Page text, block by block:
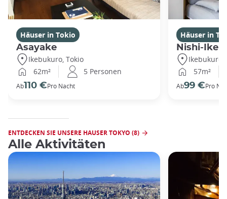
Häuser in Tokio
Asayake
Ikebukuro, Tokio
62m²
5 Personen
Ab110 €Pro Nacht
Häuser in
Nishi-
Ikebukuro,
57m²
Ab99 €Pro
ENTDECKEN SIE UNSERE HAUSER TOKYO (8)
Alle Aktivitäten